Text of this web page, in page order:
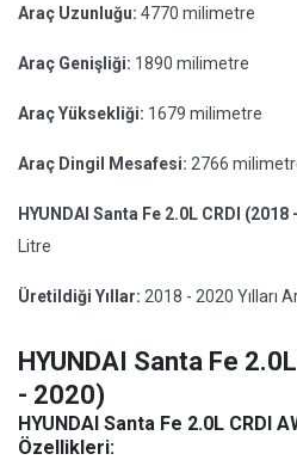
Araç Uzunluğu: 4770 milimetre
Araç Genişliği: 1890 milimetre
Araç Yüksekliği: 1679 milimetre
Araç Dingil Mesafesi: 2766
HYUNDAI Santa Fe 2.0L CRDI
Litre
Üretildiği Yıllar: 2018 - 2020 Yılları
HYUNDAI Santa Fe
- 2020)
HYUNDAI Santa Fe 2.0L CRDI
Özellikleri: